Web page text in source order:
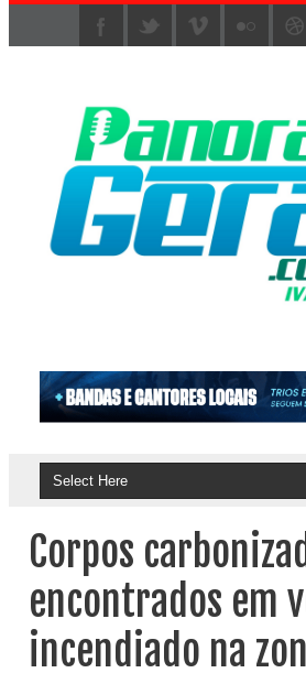
Corpos
encontrados em
incendiado na